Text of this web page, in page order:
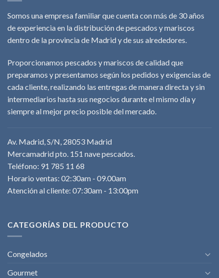
Somos una empresa familiar que cuenta con más de 30 años
de experiencia en la distribución de pescados y mariscos
dentro de la provincia de Madrid y de sus alrededores.
Proporcionamos pescados y mariscos de calidad que
preparamos y presentamos según los pedidos y exigencias de
cada cliente, realizando las entregas de manera directa y sin
intermediarios hasta sus negocios durante el mismo día y
siempre al mejor precio posible del mercado.
Av. Madrid, S/N, 28053 Madrid
Mercamadrid pto. 151 nave pescados.
Teléfono: 91 785 11 68
Horario ventas: 02:30am - 09.00am
Atención al cliente: 07:30am - 13:00pm
CATEGORÍAS DEL PRODUCTO
Congelados
Gourmet